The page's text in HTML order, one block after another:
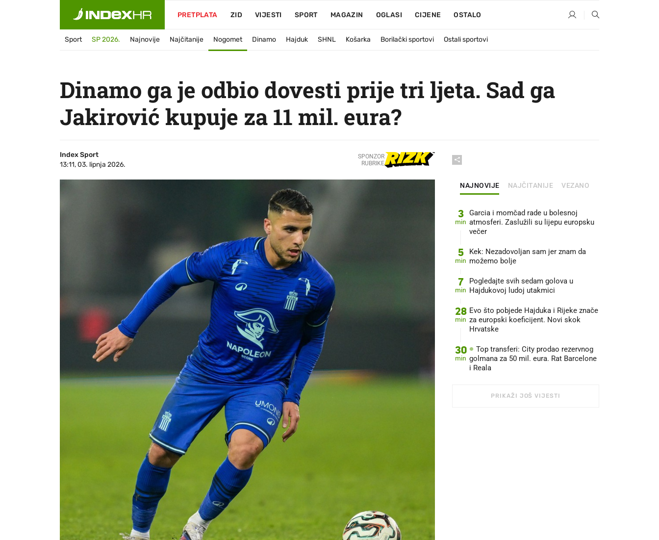
PRETPLATA ZID VIJESTI SPORT MAGAZIN OGLASI CIJENE OSTALO
Sport SP 2026. Najnovije Najčitanije Nogomet Dinamo Hajduk SHNL Košarka Borilački sportovi Ostali sportovi
Dinamo ga je odbio dovesti prije tri ljeta. Sad ga
Jakirović kupuje za 11 mil. eura?
Index Sport
13:11, 03. lipnja 2026.
SPONZOR
RUBRIKE
NAJNOVIJE NAJČITANIJE VEZANO
3
min
Garcia i momčad rade u bolesnoj
atmosferi. Zaslužili su lijepu europsku
večer
5
min
Kek: Nezadovoljan sam jer znam da
možemo bolje
7
min
Pogledajte svih sedam golova u
Hajdukovoj ludoj utakmici
28
min
Evo što pobjede Hajduka i Rijeke znače
za europski koeficijent. Novi skok
Hrvatske
30
min
Top transferi: City prodao rezervnog
golmana za 50 mil. eura. Rat Barcelone
i Reala
PRIKAŽI JOŠ VIJESTI